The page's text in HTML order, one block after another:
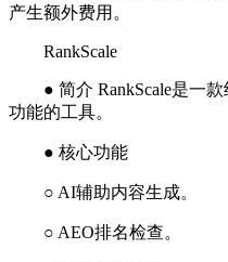
产生额外费用。
RankScale
● 简介 RankScale是一款
功能的工具。
● 核心功能
○ AI辅助内容生成。
○ AEO排名检查。